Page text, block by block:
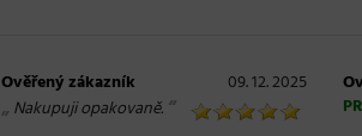
Ověřený zákazník 09. 12. 2025
„ Nakupuji opakovaně. “